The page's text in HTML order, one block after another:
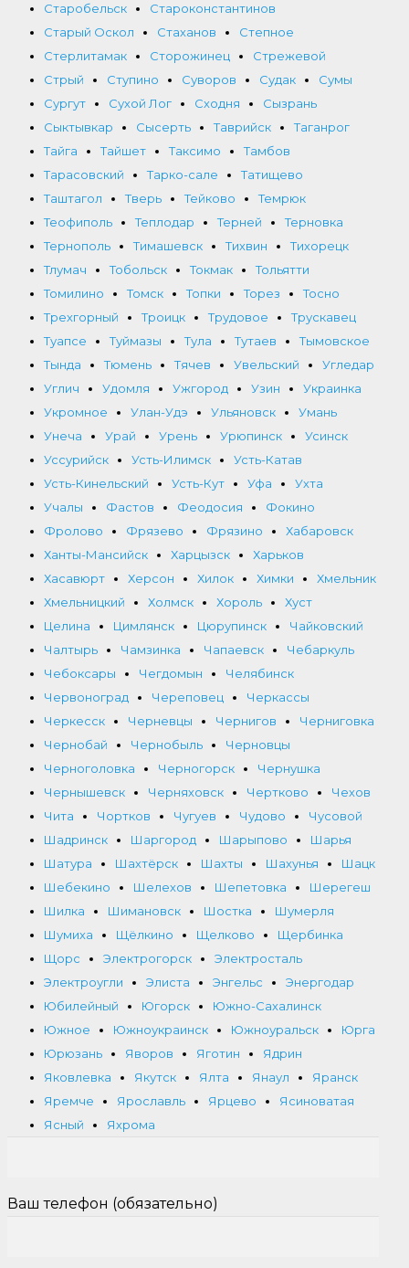
Старобельск
Староконстантинов
Старый Оскол
Стаханов
Степное
Стерлитамак
Сторожинец
Стрежевой
Стрый
Ступино Суворов Судак
Сумы
Сургут
Сухой Лог Сходня
Сызрань
Сыктывкар
Сысерть Таврийск
Таганрог
Тайга
Тайшет Таксимо
Тамбов
Тарасовский
Тарко-сале
Татищево
Таштагол
Тверь Тейково
Темрюк
Теофиполь
Теплодар Терней
Терновка
Тернополь
Тимашевск Тихвин
Тихорецк
Тлумач
Тобольск Токмак
Тольятти
Томилино
Томск Топки Торез
Тосно
Трехгорный
Троицк Трудовое
Трускавец
Туапсе
Туймазы Тула Тутаев
Тымовское
Тында
Тюмень Тячев Увельский
Угледар
Углич
Удомля Ужгород Узин
Украинка
Укромное
Улан-Удэ Ульяновск
Умань
Унеча
Урай Урень Урюпинск
Усинск
Уссурийск
Усть-Илимск
Усть-Катав
Усть-Кинельский
Усть-Кут Уфа
Ухта
Учалы
Фастов Феодосия
Фокино
Фролово
Фрязево Фрязино
Хабаровск
Ханты-Мансийск
Харцызск
Харьков
Хасавюрт
Херсон Хилок Химки
Хмельник
Хмельницкий
Холмск Хороль
Хуст
Целина
Цимлянск Цюрупинск
Чайковский
Чалтырь
Чамзинка Чапаевск
Чебаркуль
Чебоксары
Чегдомын
Челябинск
Червоноград
Череповец
Черкассы
Черкесск
Черневцы Чернигов
Черниговка
Чернобай
Чернобыль
Черновцы
Черноголовка
Черногорск
Чернушка
Чернышевск
Черняховск Чертково
Чехов
Чита
Чортков Чугуев Чудово
Чусовой
Шадринск
Шаргород Шарыпово
Шарья
Шатура
Шахтёрск Шахты Шахунья
Шацк
Шебекино
Шелехов Шепетовка
Шерегеш
Шилка
Шимановск Шостка
Шумерля
Шумиха
Щёлкино Щелково
Щербинка
Щорс
Электрогорск
Электросталь
Электроугли
Элиста Энгельс
Энергодар
Юбилейный
Югорск
Южно-Сахалинск
Южное
Южноукраинск Южноуральск
Юрга
Юрюзань
Яворов Яготин
Ядрин
Яковлевка
Якутск Ялта Янаул
Яранск
Яремче
Ярославль Ярцево
Ясиноватая
Ясный
Яхрома
Ваш телефон (обязательно)